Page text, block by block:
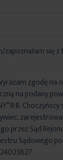
zapoznałam się z
zgodę
na podany
B.B.
przez Sąd
Sądowego